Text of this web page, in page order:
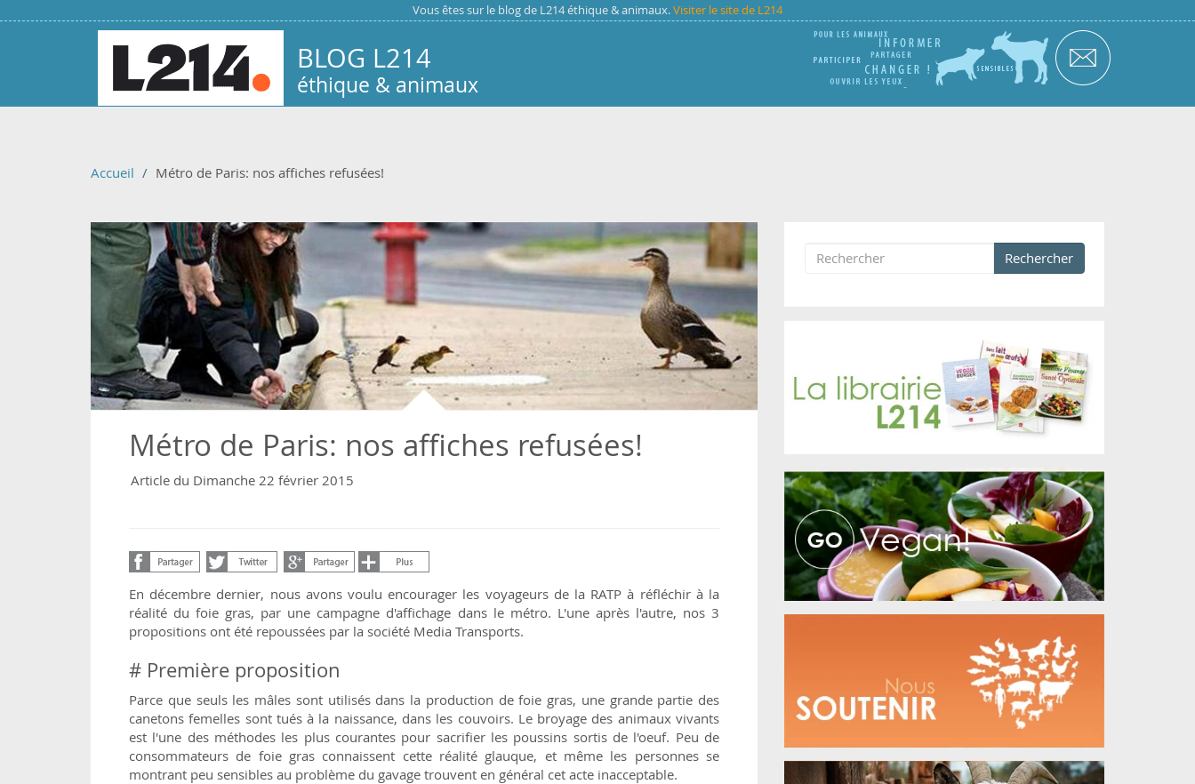
Vous êtes sur le blog de L214 éthique & animaux.Visiter le site de L214
BLOG L214
éthique & animaux
Accueil Métro de Paris: nos affiches refusées!
Métro de Paris: nos affiches refusées!
Article du Dimanche 22 février 2015
En décembre dernier, nous avons voulu encourager les voyageurs de la RATP à réfléchir à la
réalité du foie gras, par une campagne d'affichage dans le métro. L'une après l'autre, nos 3
propositions ont été repoussées par la société Media Transports.
# Première proposition
Parce que seuls les mâles sont utilisés dans la production de foie gras, une grande partie des
canetons femelles sont tués à la naissance, dans les couvoirs. Le broyage des animaux vivants
est l'une des méthodes les plus courantes pour sacrifier les poussins sortis de l'oeuf. Peu de
consommateurs de foie gras connaissent cette réalité glauque, et même les personnes se
montrant peu sensibles au problème du gavage trouvent en général cet acte inacceptable.
Formulaire de recherche
Rechercher